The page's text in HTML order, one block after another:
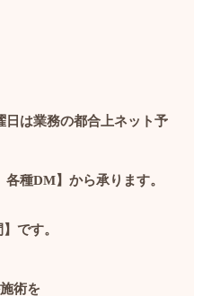
は業務の都合上ネット予
種DM】から承ります。
です。
術を